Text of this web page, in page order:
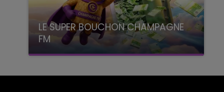
LE SUPER BOUCHON CHAMPAGNE
FM
avec La Famille Champagne FM, à 8H10